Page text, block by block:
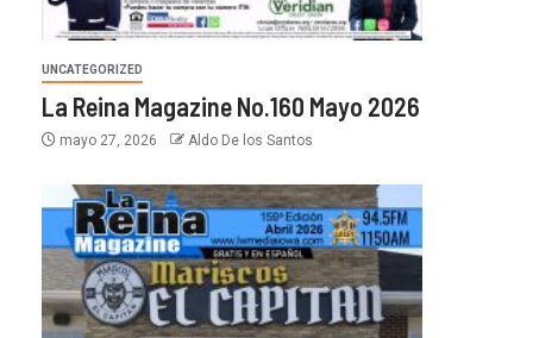
UNCATEGORIZED
La Reina Magazine No.160 Mayo 2026
mayo 27, 2026 Aldo De los Santos